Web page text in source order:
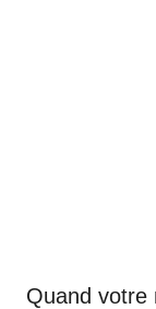
Quand votre